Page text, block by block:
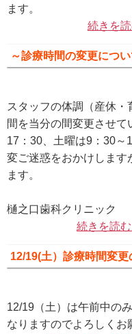
ます。
続きを
～診療時間の変更につい
スタッフの体調（産休
間を当分の間変更させて
17：30、土曜は9：30～
変ご迷惑をおかけします
ます。
樋之口歯科クリニック
続きを読
12/19(土）診療時間変更
12/19（土）は午前中の
なりますのでよろしくお